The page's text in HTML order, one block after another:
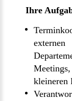
Ihre
kleineren